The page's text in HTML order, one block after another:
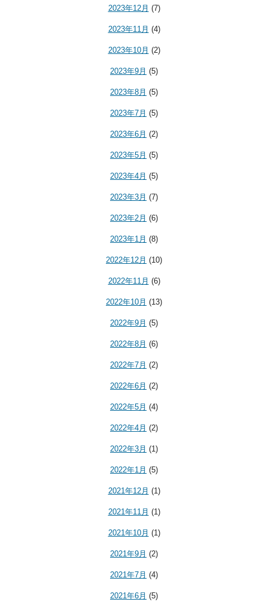
2023年12月 (7)
2023年11月 (4)
2023年10月 (2)
2023年9月 (5)
2023年8月 (5)
2023年7月 (5)
2023年6月 (2)
2023年5月 (5)
2023年4月 (5)
2023年3月 (7)
2023年2月 (6)
2023年1月 (8)
2022年12月 (10)
2022年11月 (6)
2022年10月 (13)
2022年9月 (5)
2022年8月 (6)
2022年7月 (2)
2022年6月 (2)
2022年5月 (4)
2022年4月 (2)
2022年3月 (1)
2022年1月 (5)
2021年12月 (1)
2021年11月 (1)
2021年10月 (1)
2021年9月 (2)
2021年7月 (4)
2021年6月 (5)